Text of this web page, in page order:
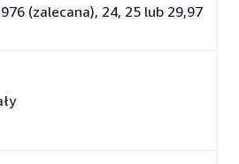
(zalecana), 24, 25 lub 29,97